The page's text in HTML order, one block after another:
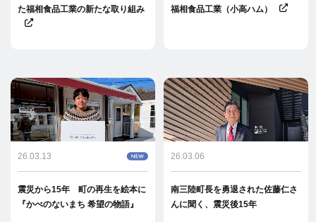
た福相食品工業の新たな取り組み
福相食品工業（小高ハム）
26.03.13
震災から15年 町の再生を絵本に
『かべのないまち 希望の物語』
26.03.06
南三陸町長を勇退された佐藤仁さ
んに聞く、震災後15年